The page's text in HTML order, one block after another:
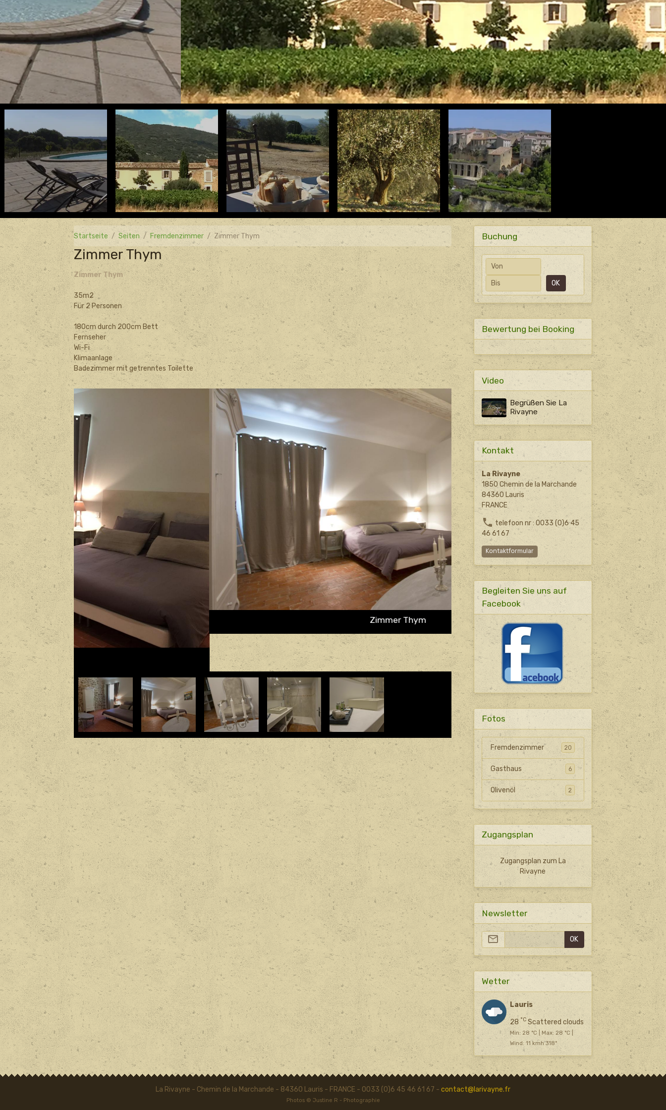
Startseite Seiten Fremdenzimmer Zimmer Thym
Zimmer Thym
Zimmer Thym
35m2
Für 2 Personen
180cm durch 200cm Bett
Fernseher
Wi-Fi
Klimaanlage
Badezimmer mit getrenntes Toilette
Buchung
Anfangsdatum
Enddatum
OK
Bewertung bei Booking
Video
Begrüßen Sie La
Rivayne
Kontakt
La Rivayne
1850 Chemin de la Marchande
84360 Lauris
FRANCE
telefoon nr : 0033 (0)6 45
46 61 67
Kontaktformular
Begleiten Sie uns auf
Facebook
Fotos
Fremdenzimmer 20
Gasthaus 6
Olivenöl 2
Zugangsplan
Zugangsplan zum La
Rivayne
Newsletter
OK
Wetter
Lauris
28 °CScattered clouds
Min: 28 °C | Max: 28 °C |
Wind: 11 kmh 318°
La Rivayne - Chemin de la Marchande - 84360 Lauris - FRANCE - 0033 (0)6 45 46 61 67 - contact@larivayne.fr
Photos © Justine R - Photographie